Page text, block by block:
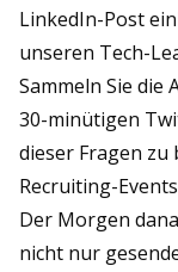
LinkedIn-Post
unseren Tech-
Sammeln Sie die
30-minütigen
dieser Fragen zu
Recruiting-
Der Morgen
nicht nur